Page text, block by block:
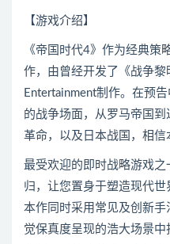
【游戏介绍】
《帝国时代4》作为经典策
作，由曾经开发了《战争
Entertainment制作。在预
的战争场面，从罗马帝国
革命，以及日本战国，相信
最受欢迎的 即时战略游戏之
归，让您置身于塑造现代世
本作同时采用常见及创新
觉保真度呈现的浩大场景